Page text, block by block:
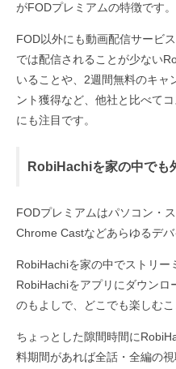
がFODプレミアムの特徴です。
FOD以外にも動画配信サービ
では配信されることが少ない
いることや、2週間無料のキャ
ント獲得など、他社と比べて
にも注目です。
RobiHachiを家の中でも
FODプレミアムはパソコン・
Chrome Castなどあらゆるデバ
RobiHachiを家の中でストリー
RobiHachiをアプリにダウンロ
のもよしで、どこでも楽しむ
ちょっとした隙間時間に
料期間があれば全話・全編の